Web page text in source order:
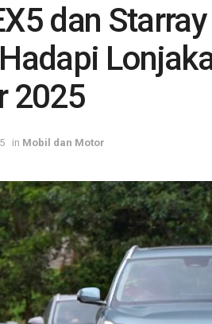
dan
2025
in Mobil dan Motor